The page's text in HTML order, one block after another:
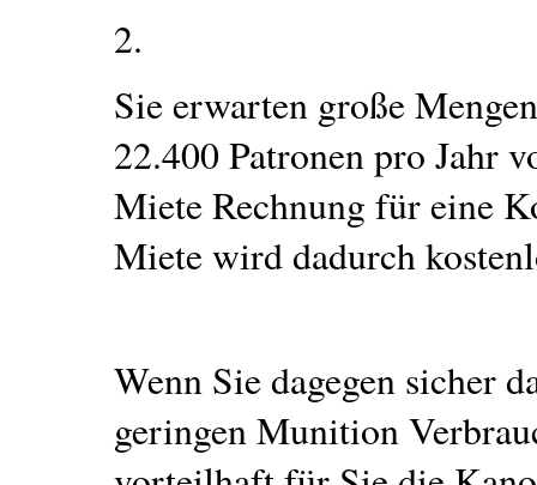
2.
Sie erwarten große
22.400 Patronen pro Jahr
Miete Rechnung für eine
Miete wird dadurch
Wenn Sie dagegen sicher
geringen Munition